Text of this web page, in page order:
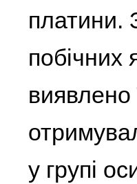
платини.
побічних
виявлено
у групі